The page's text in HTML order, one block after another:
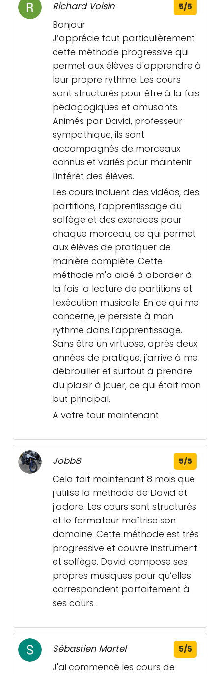
Richard Voisin 5/5
Bonjour
J’apprécie tout particulièrement
cette méthode progressive qui
permet aux élèves d'apprendre à
leur propre rythme. Les cours
sont structurés pour être à la fois
pédagogiques et amusants.
Animés par David, professeur
sympathique, ils sont
accompagnés de morceaux
connus et variés pour maintenir
l'intérêt des élèves.
Les cours incluent des vidéos, des
partitions, l’apprentissage du
solfège et des exercices pour
chaque morceau, ce qui permet
aux élèves de pratiquer de
manière complète. Cette
méthode m'a aidé à aborder à
la fois la lecture de partitions et
l'exécution musicale. En ce qui me
concerne, je persiste à mon
rythme dans l’apprentissage.
Sans être un virtuose, après deux
années de pratique, j’arrive à me
débrouiller et surtout à prendre
du plaisir à jouer, ce qui était mon
but principal.
A votre tour maintenant
Jobb8 5/5
Cela fait maintenant 8 mois que
j’utilise la méthode de David et
j’adore. Les cours sont structurés
et le formateur maîtrise son
domaine. Cette méthode est très
progressive et couvre instrument
et solfège. David compose ses
propres musiques pour qu’elles
correspondent parfaitement à
ses cours .
Sébastien Martel 5/5
J'ai commencé les cours de